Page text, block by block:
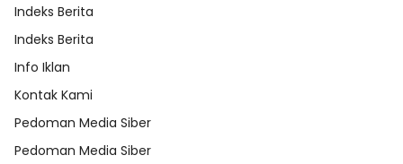
Indeks Berita
Indeks Berita
Info Iklan
Kontak Kami
Pedoman Media Siber
Pedoman Media Siber